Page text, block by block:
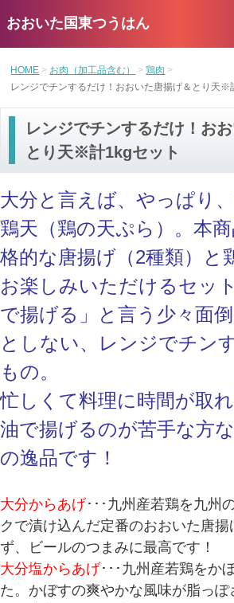
おおいた国東つうはん
HOME お肉（加工品含む）
鶏肉
レンジでチンするだけ！おおいた唐揚げ＆とり天※
レンジでチンするだけ！お
とり天※計1kgセット
大分と言えば、やっぱり
鶏天（鶏の天ぷら）。本
格的な唐揚げ（2種類）と
お楽しみいただけるセッ
で揚げる」と言う少々面
としない、レンジでチン
もの。
忙しくて料理に時間が取
油で揚げるのが苦手な方
の逸品です！
大分からあげ･･･九州産若鶏を九州
クで漬け込んだ定番のおおいた唐
ず、ビールのつまみに最高です！
大分塩からあげ･･･九州産若鶏をか
た。かぼすの爽やかな風味が脂っ